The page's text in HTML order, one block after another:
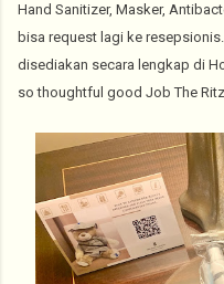
Hand Sanitizer, Masker,
bisa request lagi ke
disediakan secara lengkap di
so thoughtful good Job The